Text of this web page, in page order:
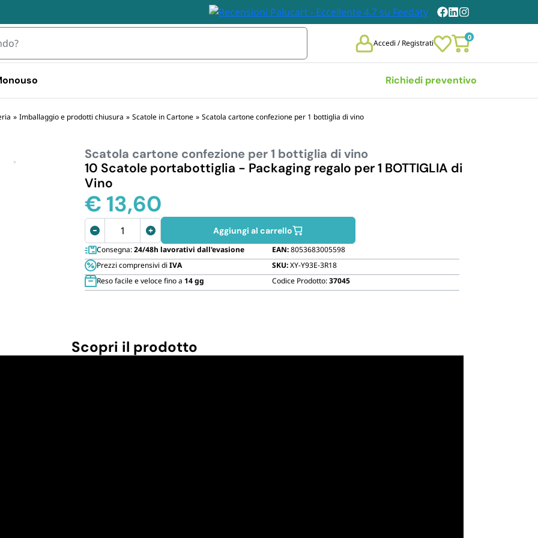
Accedi / Registrati
0
Richiedi preventivo
STOVIGLIE MONOUSO
PLASTICA
Bicchieri plastica e kristal
usa e getta
STOVIGLIE
BIODEGRADABILI
Monouso in Legno
Posate e Set Posate
Biodegradabili
Cannucce Biodegradabili
Tovaglie
» Imballaggio e prodotti chiusura » Scatole in Cartone » Scatola cartone confezione per 1 bottiglia di vino
Scatola cartone confezione per 1 bottiglia di vino
10 Scatole portabottiglia - Packaging regalo per 1 BOTTIGLIA di
Vino
€ 13,60
Scatola
cartone
confezione
per
1
quantità
Aggiungi al carrello
Consegna:24/48h lavorativi dall'evasione
Prezzi comprensivi di IVA
Reso facile e veloce fino a 14 gg
EAN:8053683005598
SKU:XY-Y93E-3R18
Codice Prodotto:37045
Scopri il prodotto